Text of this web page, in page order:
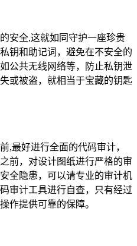
安全,这就如同守护一座珍贵
钥和助记词，避免在不安全的
公共无线网络等，防止私钥泄
或被盗，就相当于宝藏的钥匙
,最好进行全面的代码审计，
前，对设计图纸进行严格的审
全隐患，可以请专业的审计机
审计工具进行自查，只有经过
作提供可靠的保障。